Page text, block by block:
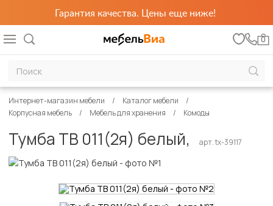
Гарантия качества. Цены еще ниже!
0
Интернет-магазин мебели
Каталог мебели
Корпусная мебель
Мебель для хранения Комоды
Тумба ТВ 011(2я) белый, арт. tx-39117